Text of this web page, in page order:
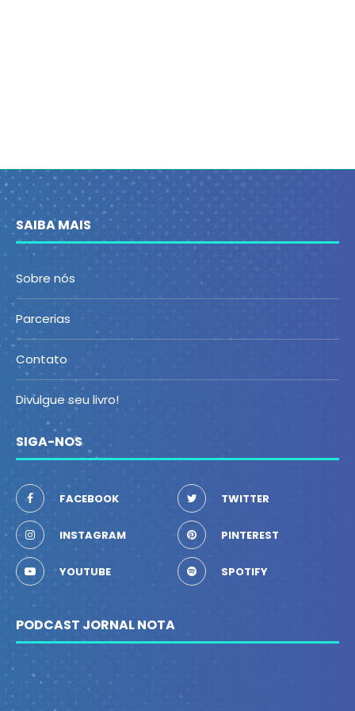
SAIBA MAIS
Sobre nós
Parcerias
Contato
Divulgue seu livro!
SIGA-NOS
FACEBOOK TWITTER
INSTAGRAM PINTEREST
YOUTUBE SPOTIFY
PODCAST JORNAL NOTA